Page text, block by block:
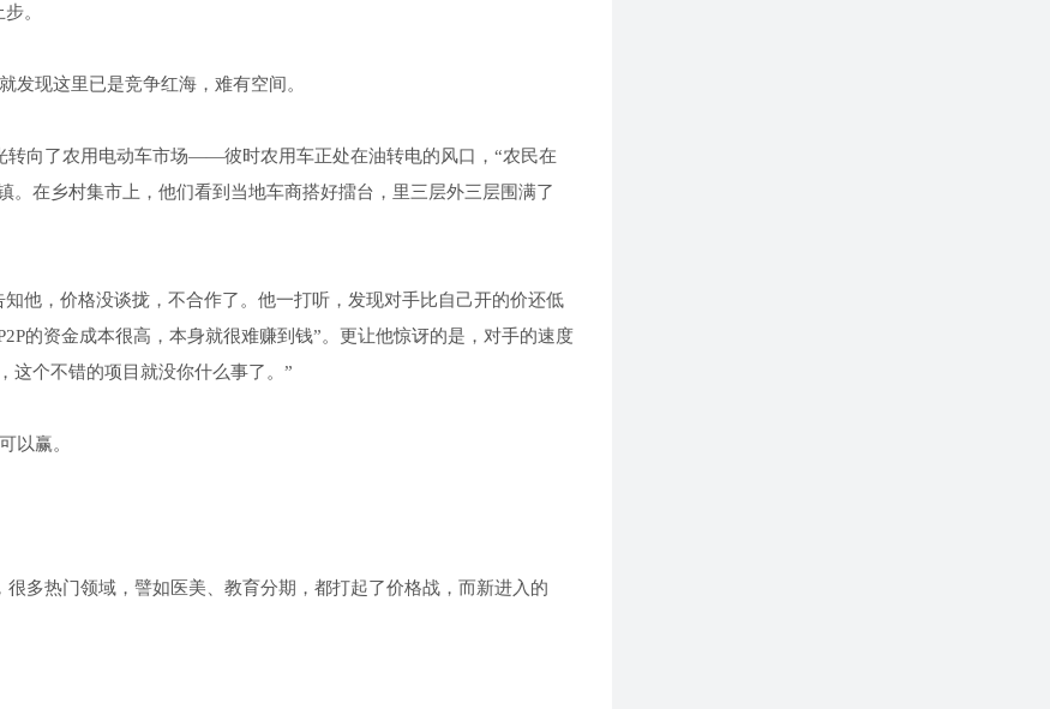
。
发现这里已是竞争红海，难有空间。
转向了农用电动车市场——彼时农用车正处在油转电的风口，“农民在
在乡村集市上，他们看到当地车商搭好擂台，里三层外三层围满了
他，价格没谈拢，不合作了。他一打听，发现对手比自己开的价还低
的资金成本很高，本身就很难赚到钱”。更让他惊讶的是，对手的速度
这个不错的项目就没你什么事了。”
以赢。
多热门领域，譬如医美、教育分期，都打起了价格战，而新进入的